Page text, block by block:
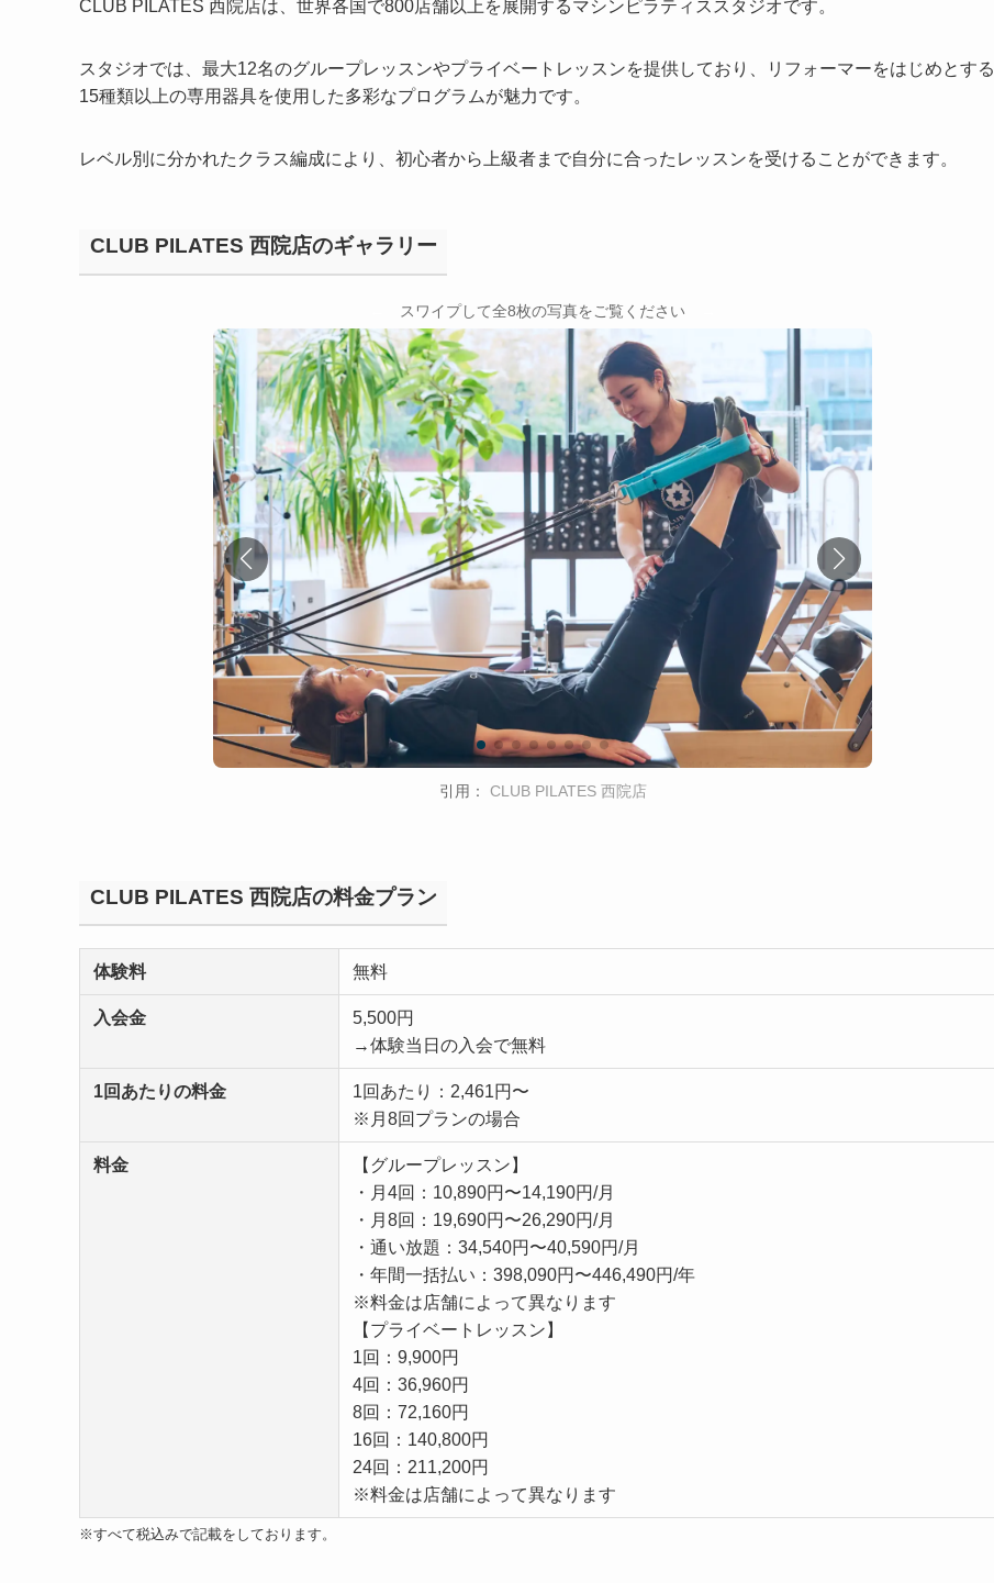
CLUB PILATES 西院店は、世界各国で800店舗以上を展開するマシンピラティススタジオです。
スタジオでは、最大12名のグループレッスンやプライベートレッスンを提供しており、リフォーマーをはじめとする
15種類以上の専用器具を使用した多彩なプログラムが魅力です。
レベル別に分かれたクラス編成により、初心者から上級者まで自分に合ったレッスンを受けることができます。
CLUB PILATES 西院店のギャラリー
スワイプして全8枚の写真をご覧ください
引用： CLUB PILATES 西院店
CLUB PILATES 西院店の料金プラン
体験料 無料
入会金
5,500円
→体験当日の入会で無料
1回あたりの料金
1回あたり：2,461円〜
※月8回プランの場合
料金
【グループレッスン】
・月4回：10,890円〜14,190円/月
・月8回：19,690円〜26,290円/月
・通い放題：34,540円〜40,590円/月
・年間一括払い：398,090円〜446,490円/年
※料金は店舗によって異なります
【プライベートレッスン】
1回：9,900円
4回：36,960円
8回：72,160円
16回：140,800円
24回：211,200円
※料金は店舗によって異なります
※すべて税込みで記載をしております。